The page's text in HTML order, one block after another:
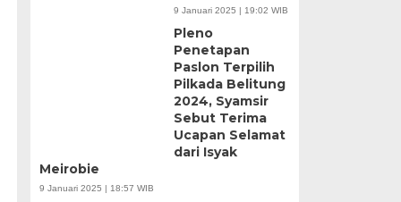
9 Januari 2025 | 19:02 WIB
Pleno
Penetapan
Paslon Terpilih
Pilkada Belitung
2024, Syamsir
Sebut Terima
Ucapan Selamat
dari Isyak
Meirobie
9 Januari 2025 | 18:57 WIB